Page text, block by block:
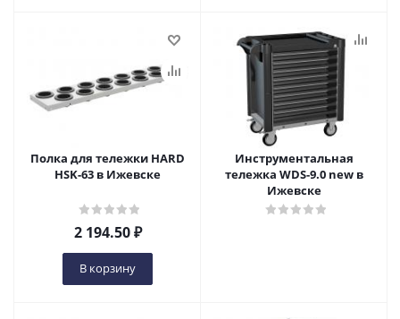
Полка для тележки HARD
HSK-63 в Ижевске
2 194.50₽
В корзину
Инструментальная
тележка WDS-9.0 new в
Ижевске